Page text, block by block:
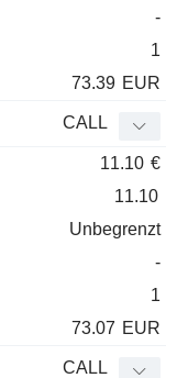
-
1
73.39 EUR
CALL
11.10 €
11.10
Unbegrenzt
-
1
73.07 EUR
CALL